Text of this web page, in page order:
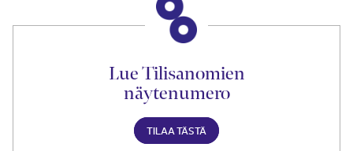
Lue Tilisanomien
näytenumero
TILAA TÄSTÄ